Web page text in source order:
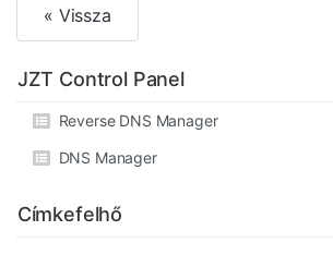
« Vissza
JZT Control Panel
Reverse DNS Manager
DNS Manager
Címkefelhő